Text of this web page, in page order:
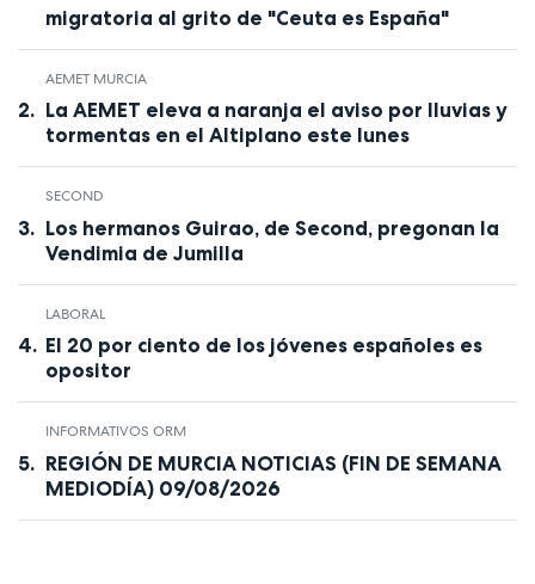
migratoria al grito de "Ceuta es España"
AEMET MURCIA
La AEMET eleva a naranja el aviso por lluvias y
tormentas en el Altiplano este lunes
SECOND
Los hermanos Guirao, de Second, pregonan la
Vendimia de Jumilla
LABORAL
El 20 por ciento de los jóvenes españoles es
opositor
INFORMATIVOS ORM
REGIÓN DE MURCIA NOTICIAS (FIN DE SEMANA
MEDIODÍA) 09/08/2026